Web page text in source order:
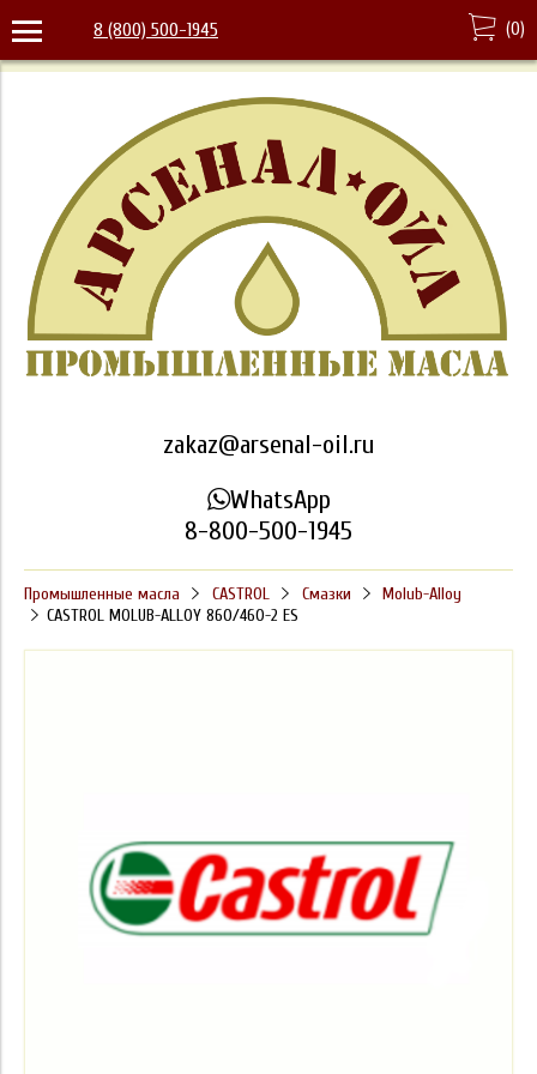
8 (800) 500-1945 (0)
zakaz@arsenal-oil.ru
WhatsApp
8-800-500-1945
Промышленные масла CASTROL Смазки
Molub-Alloy
CASTROL MOLUB-ALLOY 860/460-2 ES